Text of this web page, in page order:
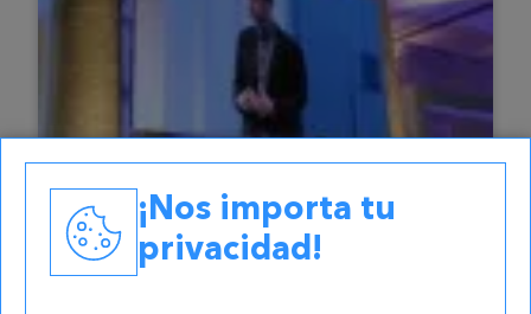
19/05/2017
Robótica y tecnologías de vanguardia
Leer
¡Nos importa tu
privacidad!